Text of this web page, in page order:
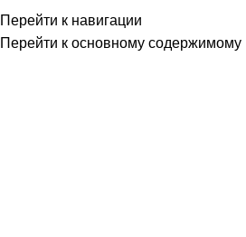
Перейти к навигации
Перейти к основному содержимому